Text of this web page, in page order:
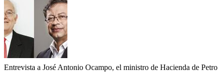
Entrevista a José Antonio Ocampo, el ministro de Hacienda de Petro